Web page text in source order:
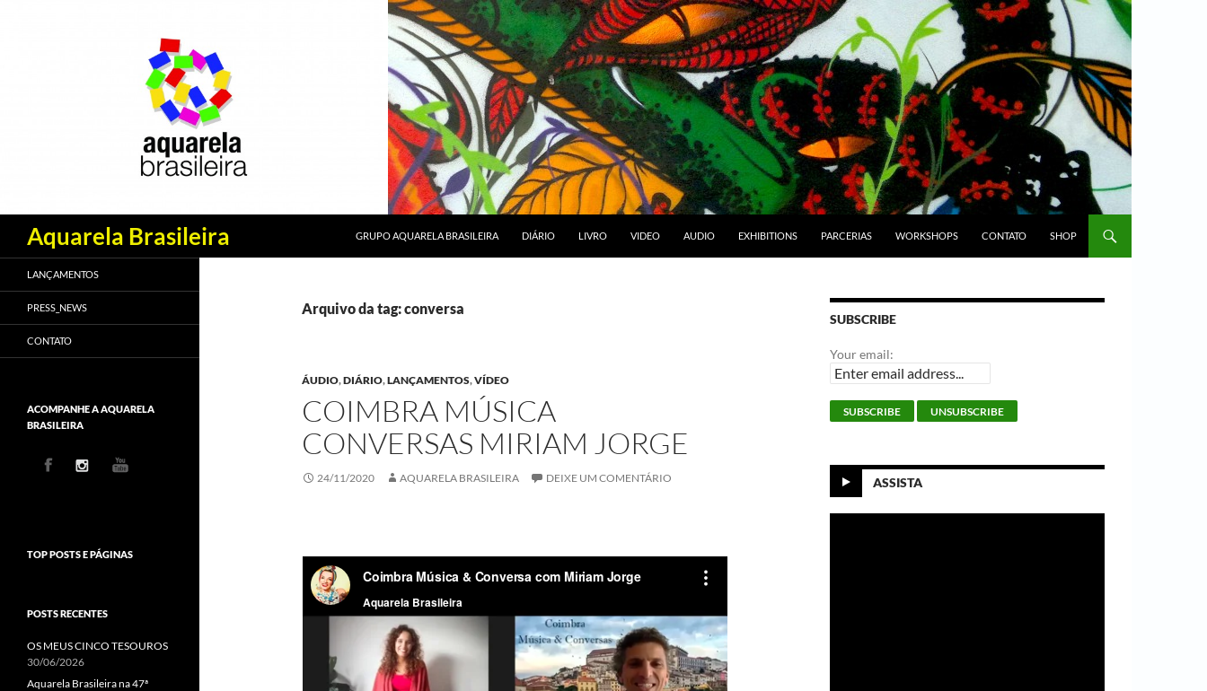
Aquarela Brasileira
Pesquisar
GRUPO AQUARELA BRASILEIRA
DIÁRIO LIVRO VIDEO AUDIO EXHIBITIONS PARCERIAS WORKSHOPS CONTATO SHOP
Arquivo da tag: conversa
ÁUDIO,DIÁRIO,LANÇAMENTOS,VÍDEO
COIMBRA MÚSICA
CONVERSAS MIRIAM JORGE
24/11/2020 AQUARELA BRASILEIRA DEIXE UM COMENTÁRIO
SUBSCRIBE
Your email:
ASSISTA
LANÇAMENTOS
PRESS_NEWS
CONTATO
ACOMPANHE A AQUARELA
BRASILEIRA
TOP POSTS E PÁGINAS
POSTS RECENTES
OS MEUS CINCO TESOUROS
30/06/2026
Aquarela Brasileira na 47ª